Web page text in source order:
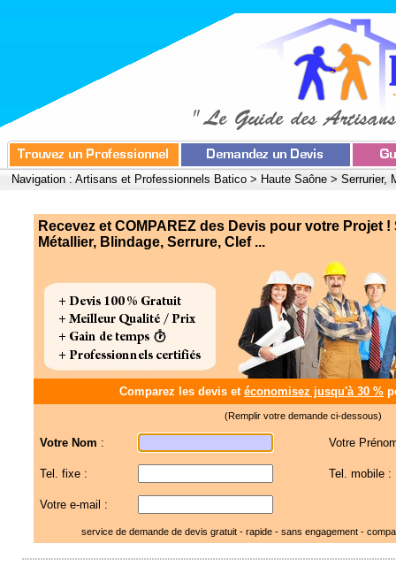
Navigation : Artisans et Professionnels Batico > Haute Saône > Serrurier,
Recevez et COMPAREZ des Devis pour votre Projet !
Métallier, Blindage, Serrure, Clef ...
Comparez les devis et économisez jusqu'à 30 %
(Remplir votre demande ci-dessous)
Votre Nom : Votre
Tel. fixe : Tel. mobile :
Votre e-mail :
service de demande de devis gratuit - rapide - sans engagement -